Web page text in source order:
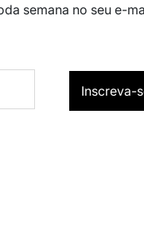
semana no seu e-